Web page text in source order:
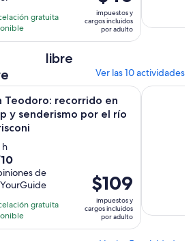
gratuita
precio
es
de
adulto
impuestos y
cargos incluidos
por adulto
libre
Ver las 10 actividades
Teodoro: recorrido en
y senderismo por el río
h
de
gratuita
El
precio
es
de
$109
impuestos y
cargos incluidos
por adulto
en jeep y senderismo por el río
Rio